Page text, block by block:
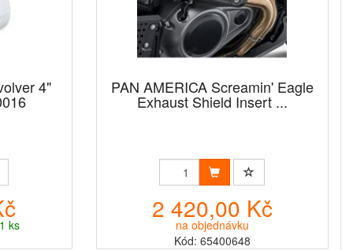
4"
ks
PAN AMERICA Screamin' Eagle
Exhaust Shield Insert ...
2 420,00 Kč
na objednávku
Kód: 65400648